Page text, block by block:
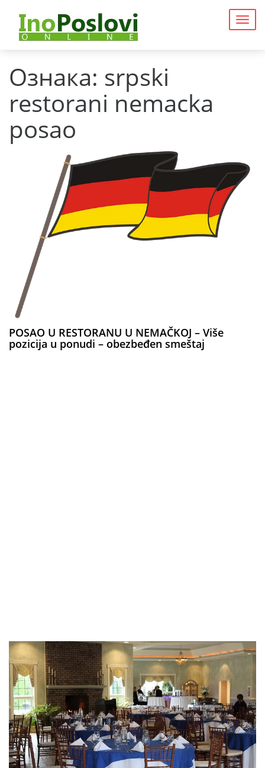
Ознака: srpski
restorani nemacka
posao
POSAO U RESTORANU U NEMAČKOJ – Više
pozicija u ponudi – obezbeđen smeštaj